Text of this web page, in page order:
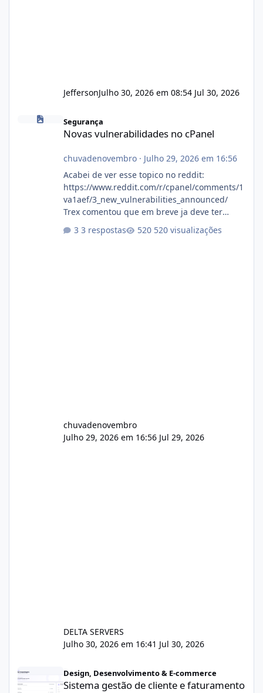
JeffersonJulho 30, 2026 em 08:54 Jul 30, 2026
Novas vulnerabilidades no cPanel
Segurança
Novas vulnerabilidades no cPanel
chuvadenovembro· Julho 29, 2026 em 16:56
Acabei de ver esse topico no reddit:
https://www.reddit.com/r/cpanel/comments/1
va1aef/3_new_vulnerabilities_announced/
Trex comentou que em breve ja deve ter
3 respostas 520 visualizações
chuvadenovembro
Julho 29, 2026 em 16:56 Jul 29, 2026
DELTA SERVERS
Julho 30, 2026 em 16:41 Jul 30, 2026
Design, Desenvolvimento & E-commerce
Sistema gestão de cliente e faturamento